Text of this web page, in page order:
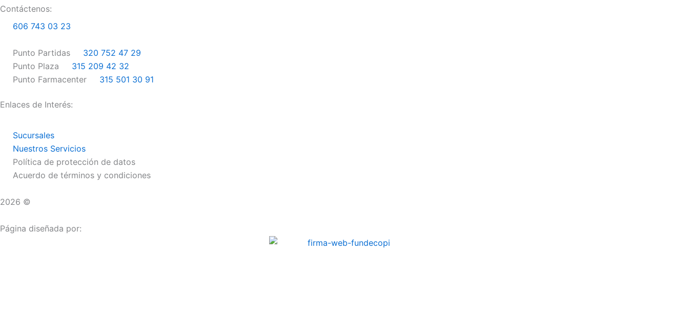
e
b
o
o
k
t
a
g
r
a
m
Contáctenos:
606 743 03 23
Punto Partidas
320 752 47 29
Punto Plaza
315 209 42 32
Punto Farmacenter
315 501 30 91
Enlaces de Interés:
Sucursales
Nuestros Servicios
Política de protección de datos
Acuerdo de términos y condiciones
2026 ©
Página diseñada por: